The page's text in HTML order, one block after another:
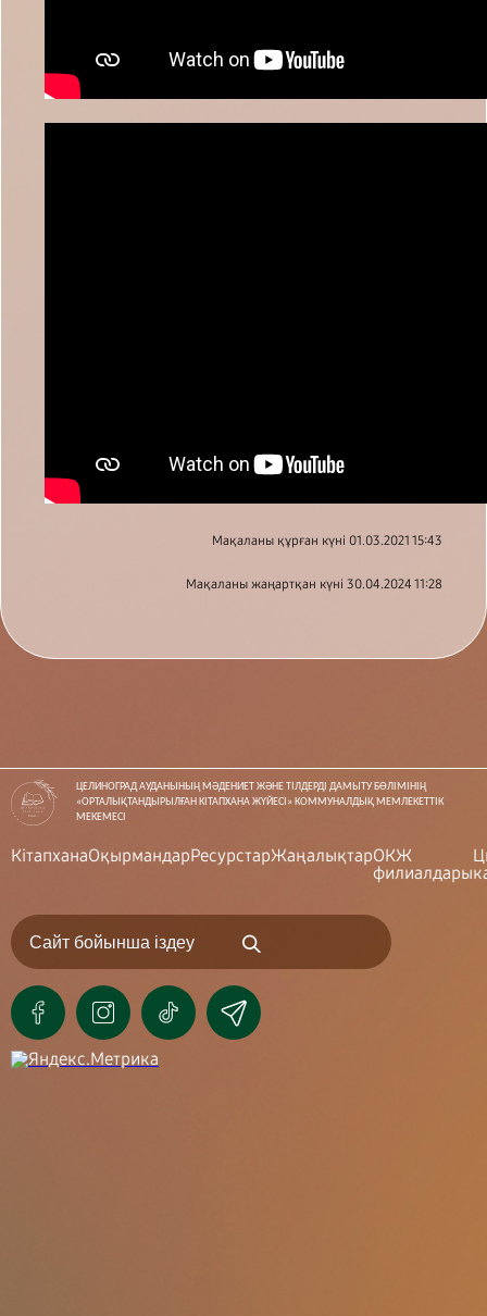
Мақаланы құрған күні 01.03.2021 15:43
Мақаланы жаңартқан күні 30.04.2024 11:28
ЦЕЛИНОГРАД АУДАНЫНЫҢ МӘДЕНИЕТ ЖӘНЕ ТІЛДЕРДІ ДАМЫТУ БӨЛІМІНІҢ
«ОРТАЛЫҚТАНДЫРЫЛҒАН КІТАПХАНА ЖҮЙЕСІ» КОММУНАЛДЫҚ МЕМЛЕКЕТТІК
МЕКЕМЕСІ
КітапханаОқырмандарРесурстарЖаңалықтарОКЖ
филиалдары